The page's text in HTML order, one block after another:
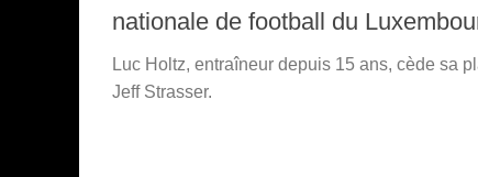
nationale de football du
Luc Holtz, entraîneur depuis 15 ans, cède sa
Jeff Strasser.